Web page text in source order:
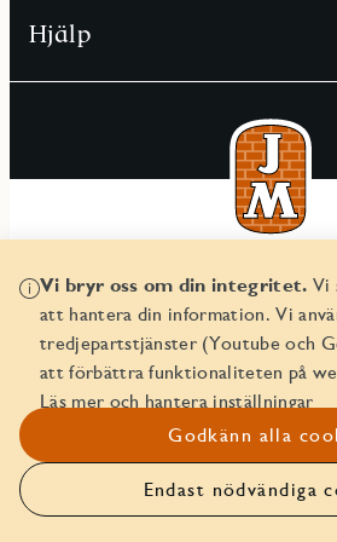
Vi bryr oss om din integritet. Vi
att hantera din information. Vi
tredjepartstjänster (Youtube och
att förbättra funktionaliteten på
Läs mer och hantera inställningar
Godkänn alla
Endast nödvändiga
Hjälp
© JM AB 2026
Organisationsnummer